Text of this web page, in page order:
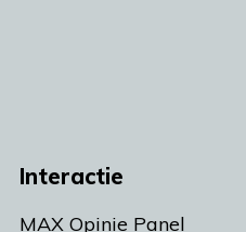
Interactie
MAX Opinie Panel